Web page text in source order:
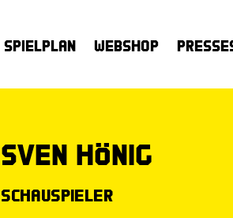
Spielplan Webshop
Sven Hönig
Schauspieler